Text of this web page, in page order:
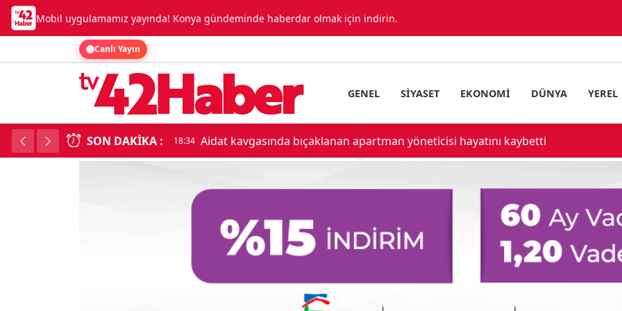
Mobil uygulamamız yayında! Konya gündeminde haberdar olmak için indirin.
Canlı Yayın
GENEL SIYASET EKONOMI DÜNYA YEREL
SON DAKIKA : 18:34 Aidat kavgasında bıçaklanan apartman yöneticisi hayatını kaybetti